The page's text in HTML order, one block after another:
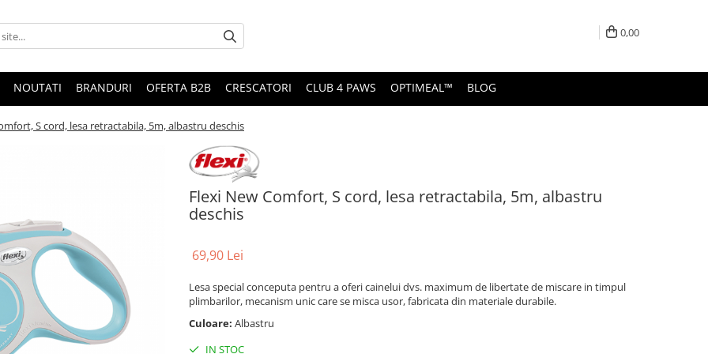
0,00
NOUTATI BRANDURI OFERTA B2B CRESCATORI CLUB 4 PAWS OPTIMEAL™ BLOG
S cord, lesa retractabila, 5m, albastru deschis
Flexi New Comfort, S cord, lesa retractabila, 5m, albastru
deschis
69,90 Lei
Lesa special conceputa pentru a oferi cainelui dvs. maximum de libertate de miscare in timpul
plimbarilor, mecanism unic care se misca usor, fabricata din materiale durabile.
Culoare: Albastru
IN STOC